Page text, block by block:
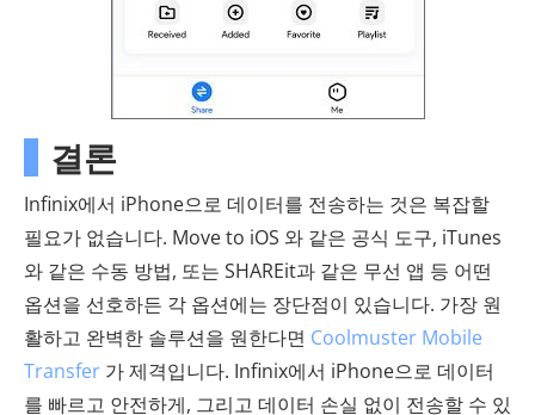
결론
Infinix에서 iPhone으로 데이터를 전송하는 것은 복잡할
필요가 없습니다. Move to iOS 와 같은 공식 도구, iTunes
와 같은 수동 방법, 또는 SHAREit과 같은 무선 앱 등 어떤
옵션을 선호하든 각 옵션에는 장단점이 있습니다. 가장 원
활하고 완벽한 솔루션을 원한다면 Coolmuster Mobile
Transfer 가 제격입니다. Infinix에서 iPhone으로 데이터
를 빠르고 안전하게, 그리고 데이터 손실 없이 전송할 수 있